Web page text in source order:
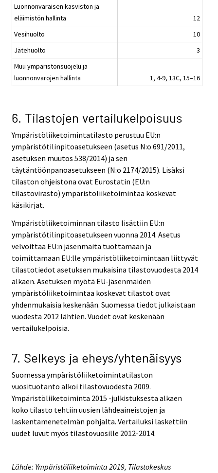
Luonnonvaraisen kasviston ja
eläimistön hallinta
12
Vesihuolto
10
Jätehuolto
3
Muu ympäristönsuojelu ja
luonnonvarojen hallinta
1, 4-9, 13C, 15–16
6. Tilastojen vertailukelpoisuus
Ympäristöliiketoimintatilasto perustuu EU:n
ympäristötilinpitoasetukseen (asetus N:o 691/2011,
asetuksen muutos 538/2014) ja sen
täytäntöönpanoasetukseen (N:o 2174/2015). Lisäksi
tilaston ohjeistona ovat Eurostatin (EU:n
tilastovirasto) ympäristöliiketoimintaa koskevat
käsikirjat.
Ympäristöliiketoiminnan tilasto lisättiin EU:n
ympäristötilinpitoasetukseen vuonna 2014. Asetus
velvoittaa EU:n jäsenmaita tuottamaan ja
toimittamaan EU:lle ympäristöliiketoimintaan liittyvät
tilastotiedot asetuksen mukaisina tilastovuodesta 2014
alkaen. Asetuksen myötä EU-jäsenmaiden
ympäristöliiketoimintaa koskevat tilastot ovat
yhdenmukaisia keskenään. Suomessa tiedot julkaistaan
vuodesta 2012 lähtien. Vuodet ovat keskenään
vertailukelpoisia.
7. Selkeys ja eheys/yhtenäisyys
Suomessa ympäristöliiketoimintatilaston
vuosituotanto alkoi tilastovuodesta 2009.
Ympäristöliiketoiminta 2015 -julkistuksesta alkaen
koko tilasto tehtiin uusien lähdeaineistojen ja
laskentamenetelmän pohjalta. Vertailuksi laskettiin
uudet luvut myös tilastovuosille 2012-2014.
Lähde: Ympäristöliiketoiminta 2019, Tilastokeskus